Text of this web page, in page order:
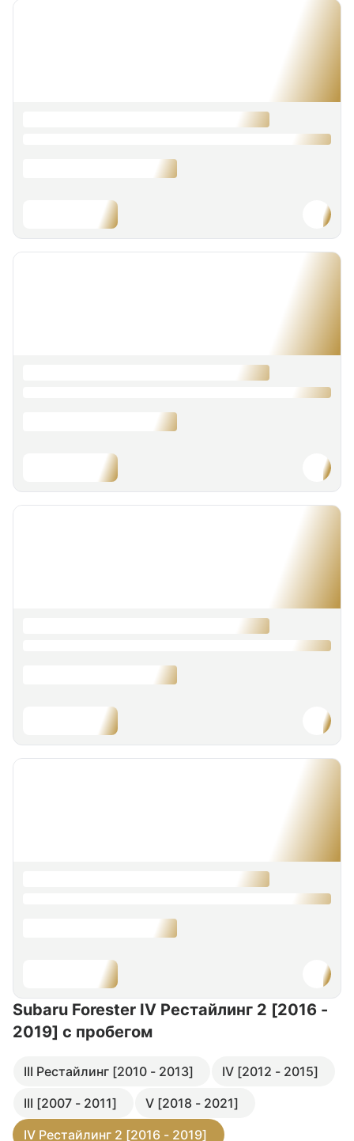
Subaru Forester IV Рестайлинг 2 [2016 -
2019] с пробегом
III Рестайлинг [2010 - 2013]
IV [2012 - 2015]
III [2007 - 2011]
V [2018 - 2021]
IV Рестайлинг 2 [2016 - 2019]